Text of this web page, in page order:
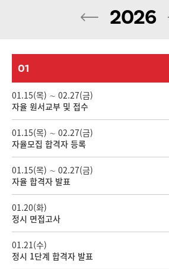
2026
01
01.15(목) ∼ 02.27(금)
자율 원서교부 및 접수
01.15(목) ∼ 02.27(금)
자율모집 합격자 등록
01.15(목) ∼ 02.27(금)
자율 합격자 발표
01.20(화)
정시 면접고사
01.21(수)
정시 1단계 합격자 발표